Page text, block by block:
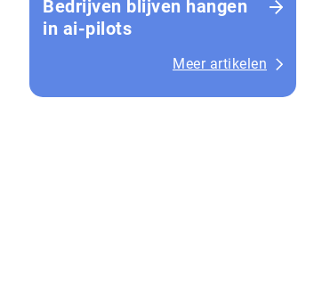
Bedrijven blijven hangen
in ai-pilots
Meer artikelen